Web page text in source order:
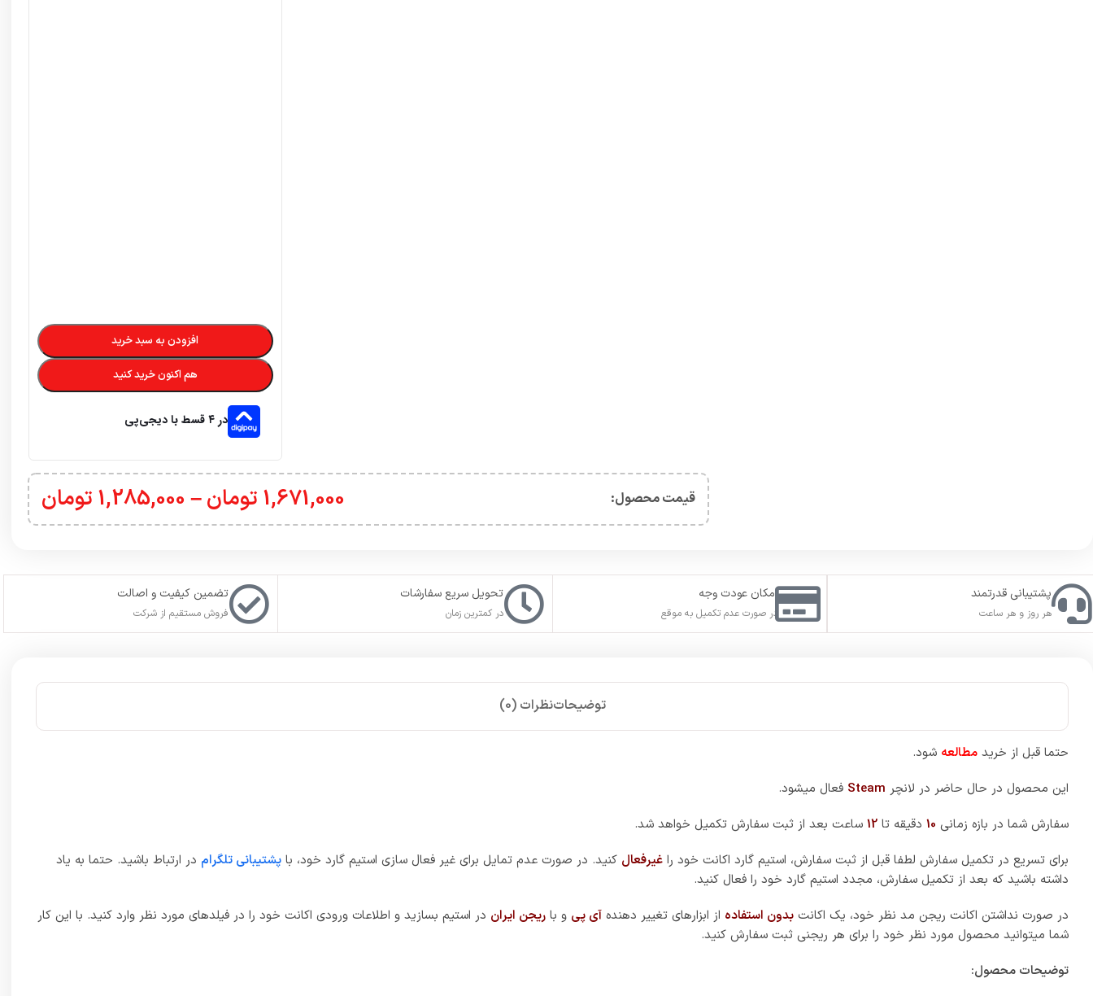
افزودن به سبد خرید
هم اکنون خرید کنید
در ۴ قسط با دیجی‌پی
قیمت محصول:​ 1,671,000 تومان–
1,285,000 تومان
پشتیبانی قدرتمند
هر روز و هر ساعت
امکان عودت وجه
در صورت عدم تکمیل به موقع
تحویل سریع سفارشات
در کمترین زمان
تضمین کیفیت و اصالت
فروش مستقیم از شرکت
توضیحاتنظرات (0)
حتما قبل از خرید مطالعه شود.
این محصول در حال حاضر در لانچر Steam فعال میشود.
سفارش شما در بازه زمانی 10 دقیقه تا 12 ساعت بعد از ثبت سفارش تکمیل خواهد شد.
برای تسریع در تکمیل سفارش لطفا قبل از ثبت سفارش، استیم گارد اکانت خود را غیرفعال کنید. در صورت عدم تمایل برای غیر فعال سازی استیم گارد خود، با پشتیبانی تلگرام در ارتباط باشید. حتما به یاد
داشته باشید که بعد از تکمیل سفارش، مجدد استیم گارد خود را فعال کنید.
در صورت نداشتن اکانت ریجن مد نظر خود، یک اکانت بدون استفاده از ابزارهای تغییر دهنده آی پی و با ریجن ایران در استیم بسازید و اطلاعات ورودی اکانت خود را در فیلدهای مورد نظر وارد کنید. با این کار
شما میتوانید محصول مورد نظر خود را برای هر ریجنی ثبت سفارش کنید.
توضیحات محصول: